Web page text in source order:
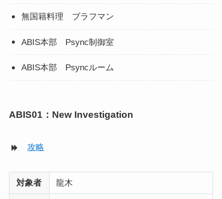
無国籍料理 ブラフマン
ABIS本部 Psync制御室
ABIS本部 Psyncルーム
ABIS01：New Investigation
攻略
対象者 龍木